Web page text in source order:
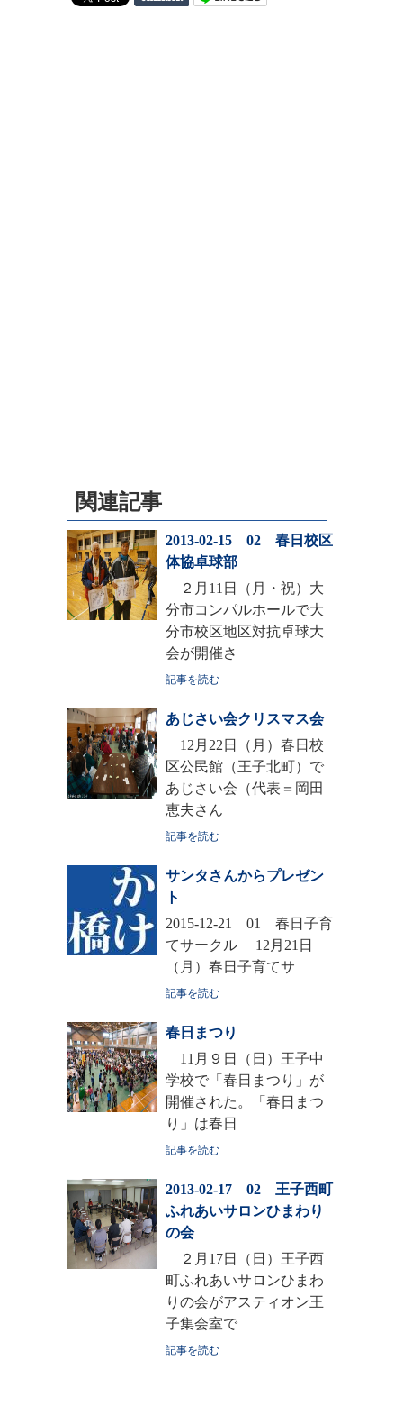
関連記事
2013-02-15 02 春日校区
体協卓球部
２月11日（月・祝）大
分市コンパルホールで大
分市校区地区対抗卓球大
会が開催さ
記事を読む
あじさい会クリスマス会
12月22日（月）春日校
区公民館（王子北町）で
あじさい会（代表＝岡田
恵夫さん
記事を読む
サンタさんからプレゼン
ト
2015-12-21 01 春日子育
てサークル 12月21日
（月）春日子育てサ
記事を読む
春日まつり
11月９日（日）王子中
学校で「春日まつり」が
開催された。「春日まつ
り」は春日
記事を読む
2013-02-17 02 王子西町
ふれあいサロンひまわり
の会
２月17日（日）王子西
町ふれあいサロンひまわ
りの会がアスティオン王
子集会室で
記事を読む